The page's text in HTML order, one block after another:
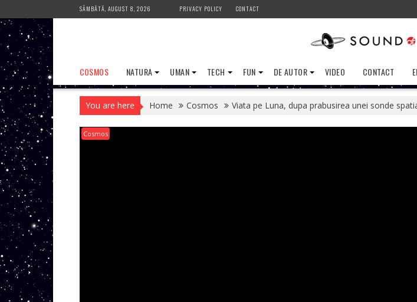
to
content
SÂMBĂTĂ, AUGUST 8, 2026 PRIVACY POLICY CONTACT
COSMOS NATURA UMAN TECH FUN DE AUTOR VIDEO CONTACT
You are here Home Cosmos Viata pe Luna, dupa prabusirea unei sonde
Cosmos